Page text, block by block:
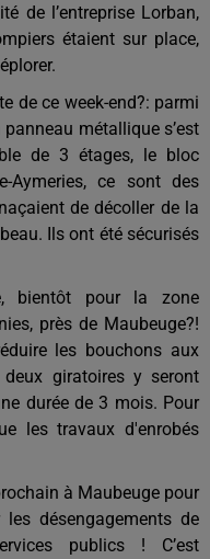
de l’entreprise Lorban,
étaient sur place,
de ce week-end?: parmi
métallique s’est
de 3 étages, le bloc
Aymeries, ce sont des
de décoller de la
Ils ont été sécurisés
bientôt pour la zone
près de Maubeuge?!
les bouchons aux
giratoires y seront
durée de 3 mois. Pour
les travaux d'enrobés
à Maubeuge pour
désengagements de
s publics
! C’est